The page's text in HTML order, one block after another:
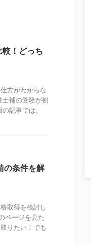
！どっち
方がわからな
補の受験が初
記事では、
の条件を解
取得を検討し
ページを見た
りたい！でも